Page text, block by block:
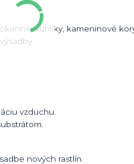
truhlíky, kameninové
vzduchu.
nových rastlín.